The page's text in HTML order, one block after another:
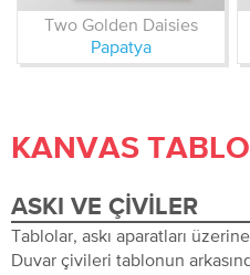
Two Golden Daisies
Papatya
KANVAS
ASKI VE ÇIVILER
Tablolar, askı aparatları
Duvar çivileri tablonun